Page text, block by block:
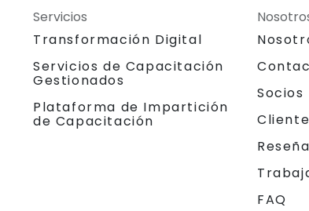
Servicios
Transformación Digital
Servicios de Capacitación
Gestionados
Plataforma de Impartición
de Capacitación
Socios
FAQ